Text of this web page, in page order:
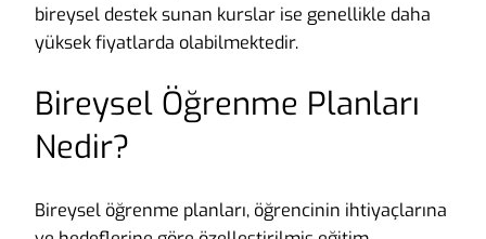
bireysel destek sunan kurslar ise genellikle daha
yüksek fiyatlarda olabilmektedir.
Bireysel Öğrenme Planları
Nedir?
Bireysel öğrenme planları, öğrencinin ihtiyaçlarına